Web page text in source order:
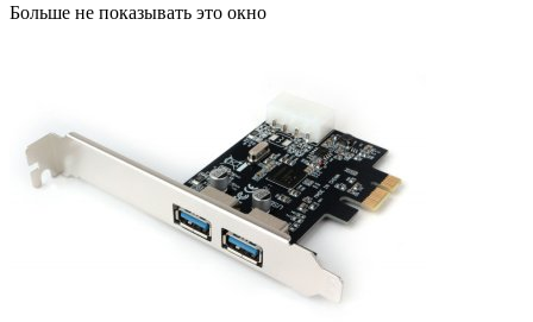
Больше не показывать это окно